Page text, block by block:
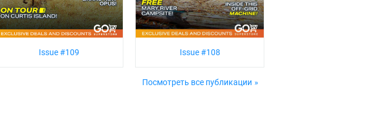
Issue #109 Issue #108
Посмотреть все публикации